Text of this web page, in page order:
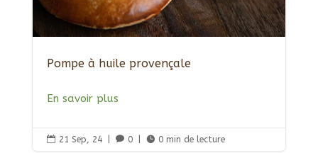
Pompe à huile provençale
En savoir plus
 21 Sep, 24  0  0 min de lecture